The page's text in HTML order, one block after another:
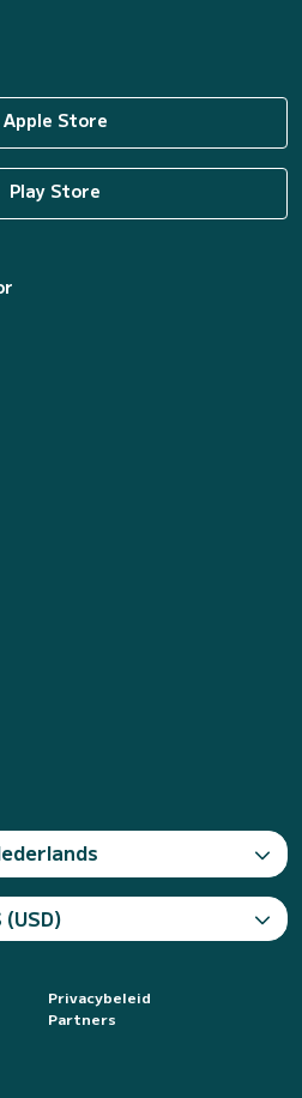
Apple Store
Play Store
(USD)
Privacybeleid
Partners